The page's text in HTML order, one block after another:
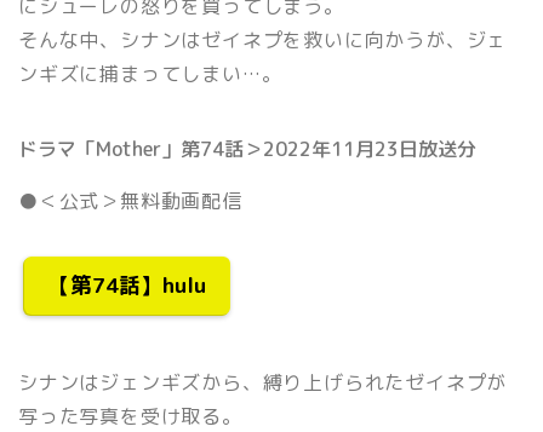
にシューレの怒りを買ってしまう。
そんな中、シナンはゼイネプを救いに向かうが、ジェ
ンギズに捕まってしまい…。
ドラマ「Mother」第74話＞2022年11月23日放送分
●＜公式＞無料動画配信
【第74話】hulu
シナンはジェンギズから、縛り上げられたゼイネプが
写った写真を受け取る。